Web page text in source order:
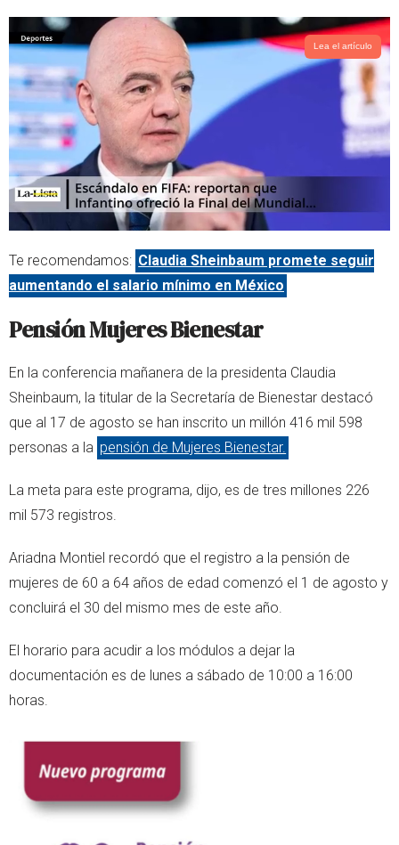
Lea el artículo
Te recomendamos: Claudia Sheinbaum promete seguir
aumentando el salario mínimo en México
Pensión Mujeres Bienestar
En la conferencia mañanera de la presidenta Claudia
Sheinbaum, la titular de la Secretaría de Bienestar destacó
que al 17 de agosto se han inscrito un millón 416 mil 598
personas a la pensión de Mujeres Bienestar.
La meta para este programa, dijo, es de tres millones 226
mil 573 registros.
Ariadna Montiel recordó que el registro a la pensión de
mujeres de 60 a 64 años de edad comenzó el 1 de agosto y
concluirá el 30 del mismo mes de este año.
El horario para acudir a los módulos a dejar la
documentación es de lunes a sábado de 10:00 a 16:00
horas.